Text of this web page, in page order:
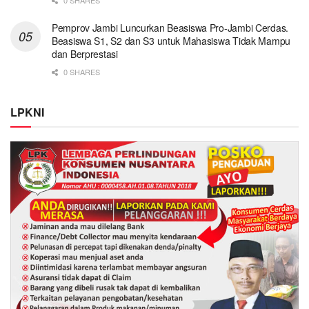
Pemprov Jambi Luncurkan Beasiswa Pro-Jambi Cerdas.
Beasiswa S1, S2 dan S3 untuk Mahasiswa Tidak Mampu
dan Berprestasi
0 SHARES
LPKNI